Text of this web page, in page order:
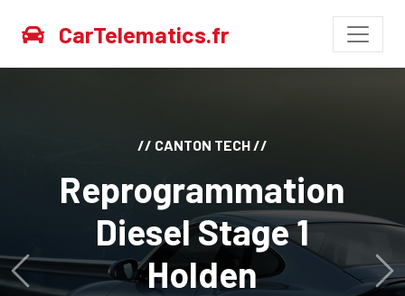
CarTelematics.fr
// CANTON TECH //
Reprogrammation
Diesel Stage 1
Holden
Avant